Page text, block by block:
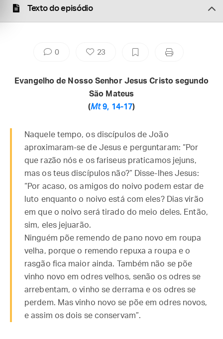
Texto do episódio
0 23
Evangelho de Nosso Senhor Jesus Cristo segundo
São Mateus
(Mt 9, 14-17)
Naquele tempo, os discípulos de João
aproximaram-se de Jesus e perguntaram: “Por
que razão nós e os fariseus praticamos jejuns,
mas os teus discípulos não?” Disse-lhes Jesus:
“Por acaso, os amigos do noivo podem estar de
luto enquanto o noivo está com eles? Dias virão
em que o noivo será tirado do meio deles. Então,
sim, eles jejuarão.
Ninguém põe remendo de pano novo em roupa
velha, porque o remendo repuxa a roupa e o
rasgão fica maior ainda. Também não se põe
vinho novo em odres velhos, senão os odres se
arrebentam, o vinho se derrama e os odres se
perdem. Mas vinho novo se põe em odres novos,
e assim os dois se conservam”.